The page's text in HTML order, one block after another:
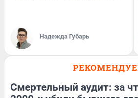
Надежда Губарь
Смертельный аудит: за